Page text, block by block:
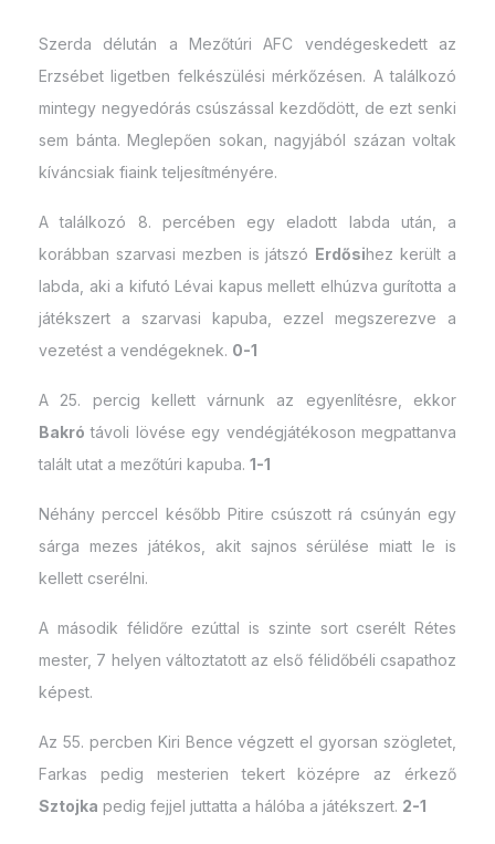
Szerda délután a Mezőtúri AFC vendégeskedett az
Erzsébet ligetben felkészülési mérkőzésen. A találkozó
mintegy negyedórás csúszással kezdődött, de ezt senki
sem bánta. Meglepően sokan, nagyjából százan voltak
kíváncsiak fiaink teljesítményére.
A találkozó 8. percében egy eladott labda után, a
korábban szarvasi mezben is játszó Erdősihez került a
labda, aki a kifutó Lévai kapus mellett elhúzva gurította a
játékszert a szarvasi kapuba, ezzel megszerezve a
vezetést a vendégeknek. 0-1
A 25. percig kellett várnunk az egyenlítésre, ekkor
Bakró távoli lövése egy vendégjátékoson megpattanva
talált utat a mezőtúri kapuba. 1-1
Néhány perccel később Pitire csúszott rá csúnyán egy
sárga mezes játékos, akit sajnos sérülése miatt le is
kellett cserélni.
A második félidőre ezúttal is szinte sort cserélt Rétes
mester, 7 helyen változtatott az első félidőbéli csapathoz
képest.
Az 55. percben Kiri Bence végzett el gyorsan szögletet,
Farkas pedig mesterien tekert középre az érkező
Sztojka pedig fejjel juttatta a hálóba a játékszert. 2-1